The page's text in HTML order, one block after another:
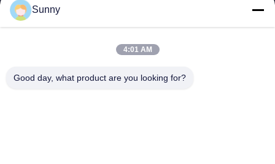
Numer telefonu
E-mail*
Sunny
4:01 AM
Good day, what product are you looking for?